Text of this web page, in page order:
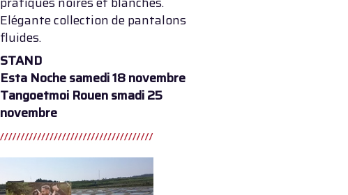
Elégante collection de pantalons
fluides.
STAND
Esta Noche samedi 18 novembre
Tangoetmoi Rouen smadi 25
novembre